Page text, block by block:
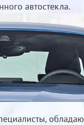
автостекла.